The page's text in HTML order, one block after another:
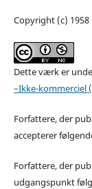
Copyright (c)
Dette værk er
–Ikke-kommerciel
Forfattere, der
accepterer
Forfattere, der
udgangspunkt